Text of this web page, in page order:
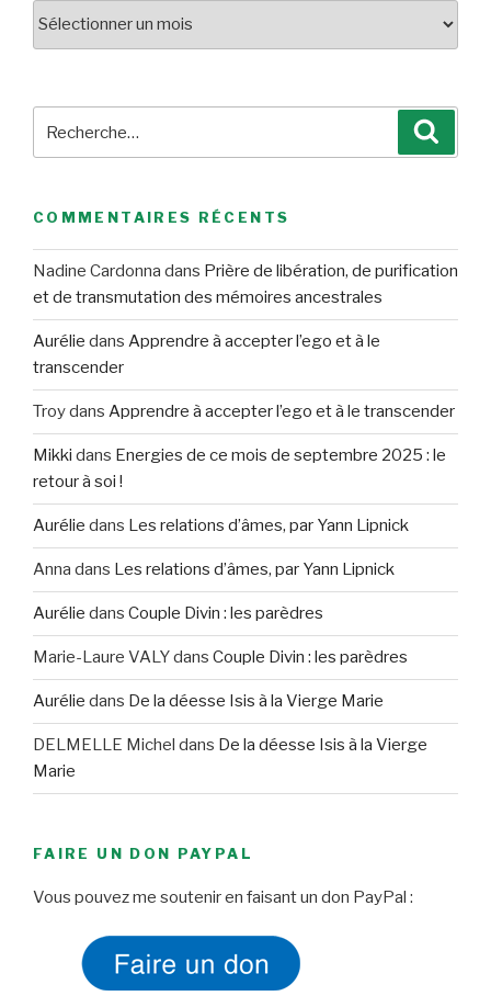
pour
COMMENTAIRES RÉCENTS
Nadine Cardonna dans Prière de libération, de purification
et de transmutation des mémoires ancestrales
Aurélie dans Apprendre à accepter l’ego et à le
transcender
Troydans Apprendre à accepter l’ego et à le transcender
Mikki dans Energies de ce mois de septembre 2025 : le
retour à soi !
Aurélie dans Les relations d’âmes, par Yann Lipnick
Anna dans Les relations d’âmes, par Yann Lipnick
Aurélie dans Couple Divin : les parèdres
Marie-Laure VALYdans Couple Divin : les parèdres
Aurélie dans De la déesse Isis à la Vierge Marie
DELMELLE Michel dans De la déesse Isis à la Vierge
Marie
FAIRE UN DON PAYPAL
Vous pouvez me soutenir en faisant un don PayPal :